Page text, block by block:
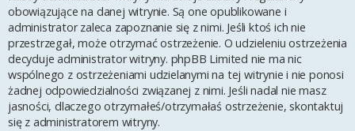
obowiązujące na danej witrynie. Są one opublikowane i
administrator zaleca zapoznanie się z nimi. Jeśli ktoś ich nie
przestrzegał, może otrzymać ostrzeżenie. O udzieleniu ostrzeżenia
decyduje administrator witryny. phpBB Limited nie ma nic
wspólnego z ostrzeżeniami udzielanymi na tej witrynie i nie ponosi
żadnej odpowiedzialności związanej z nimi. Jeśli nadal nie masz
jasności, dlaczego otrzymałeś/otrzymałaś ostrzeżenie, skontaktuj
się z administratorem witryny.